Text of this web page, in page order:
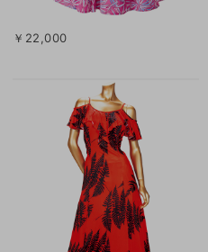
￥22,000